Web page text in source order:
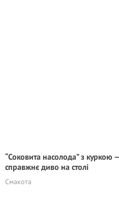
“Соковита насолода” з куркою
справжнє диво на столі
Смакота